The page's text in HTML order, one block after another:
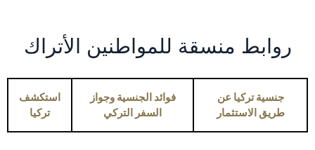
روابط منسقة للمواطنين الأتراك
جنسية تركيا عن
طريق الاستثمار
فوائد الجنسية وجواز
السفر التركي
استكشف
تركيا